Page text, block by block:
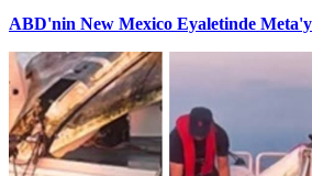
ABD'nin New Mexico Eyaletinde